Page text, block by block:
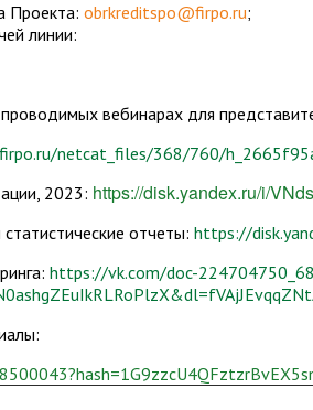
Проекта: obrkreditspo@firpo.ru;
линии:
вебинарах для
netcat_files/368/760/
2023: https://disk.yandex.ru/i/
отчеты: https://
https://vk.com/doc-